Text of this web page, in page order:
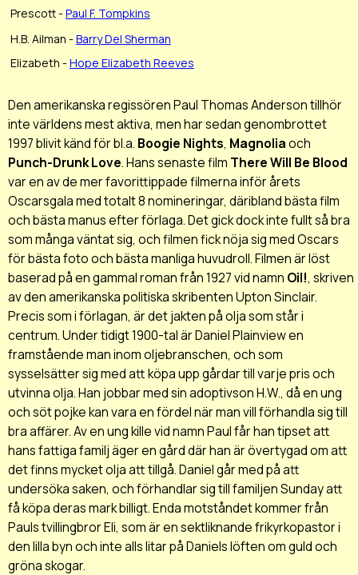
Prescott - Paul F. Tompkins
H.B. Ailman - Barry Del Sherman
Elizabeth - Hope Elizabeth Reeves
Den amerikanska regissören Paul Thomas Anderson tillhör
inte världens mest aktiva, men har sedan genombrottet
1997 blivit känd för bl.a. Boogie Nights, Magnoliaoch
Punch-Drunk Love. Hans senaste film There Will Be Blood
var en av de mer favorittippade filmerna inför årets
Oscarsgala med totalt 8 nomineringar, däribland bästa film
och bästa manus efter förlaga. Det gick dock inte fullt så bra
som många väntat sig, och filmen fick nöja sig med Oscars
för bästa foto och bästa manliga huvudroll. Filmen är löst
baserad på en gammal roman från 1927 vid namn Oil!, skriven
av den amerikanska politiska skribenten Upton Sinclair.
Precis som i förlagan, är det jakten på olja som står i
centrum. Under tidigt 1900-tal är Daniel Plainview en
framstående man inom oljebranschen, och som
sysselsätter sig med att köpa upp gårdar till varje pris och
utvinna olja. Han jobbar med sin adoptivson H.W., då en ung
och söt pojke kan vara en fördel när man vill förhandla sig till
bra affärer. Av en ung kille vid namn Paul får han tipset att
hans fattiga familj äger en gård där han är övertygad om att
det finns mycket olja att tillgå. Daniel går med på att
undersöka saken, och förhandlar sig till familjen Sunday att
få köpa deras mark billigt. Enda motståndet kommer från
Pauls tvillingbror Eli, som är en sektliknande frikyrkopastor i
den lilla byn och inte alls litar på Daniels löften om guld och
gröna skogar.